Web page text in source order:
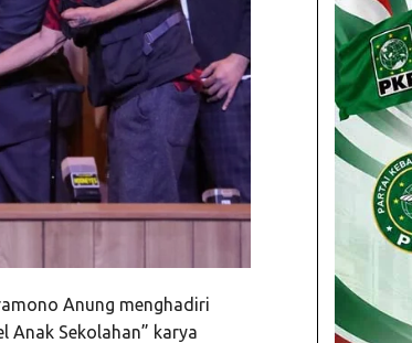
Anung menghadiri
Anak Sekolahan” karya